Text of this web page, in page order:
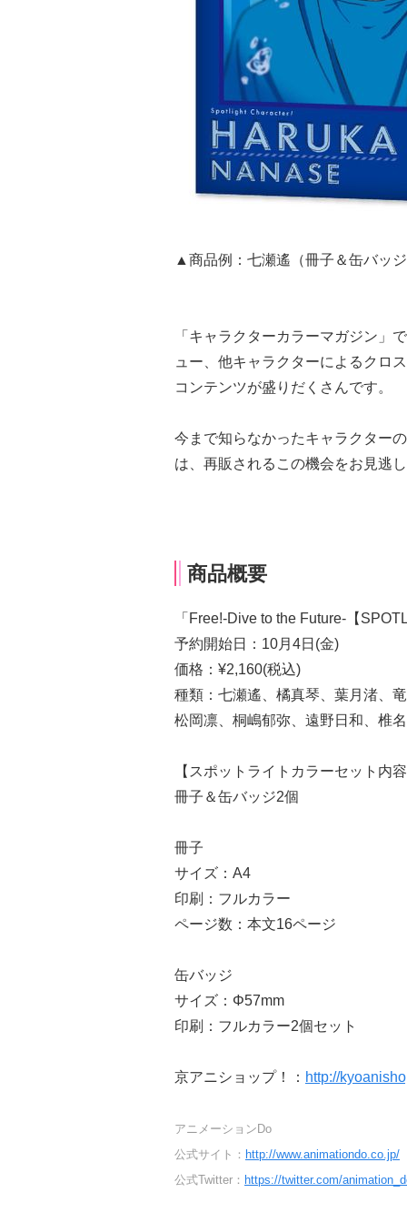
▲商品例：七瀬遙（冊子＆缶バッ
「キャラクターカラーマガジン」
ュー、他キャラクターによるクロ
コンテンツが盛りだくさんです。
今まで知らなかったキャラクター
は、再販されるこの機会をお見逃
商品概要
「Free!-Dive to the Future-【
予約開始日：10月4日(金)
価格：¥2,160(税込)
種類：七瀬遙、橘真琴、葉月渚、
松岡凛、桐嶋郁弥、遠野日和、椎
【スポットライトカラーセット内
冊子＆缶バッジ2個
冊子
サイズ：A4
印刷：フルカラー
ページ数：本文16ページ
缶バッジ
サイズ：Φ57mm
印刷：フルカラー2個セット
京アニショップ！： http://
アニメーションDo
公式サイト： http://www.animationdo.co.jp/
公式Twitter： https://twitter.com/